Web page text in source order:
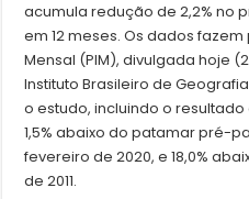
acumula redução de 2,2% no
em 12 meses. Os dados
Mensal (PIM), divulgada hoje
Instituto Brasileiro de
o estudo, incluindo o
1,5% abaixo do patamar pré-
fevereiro de 2020, e 18,0%
de 2011.